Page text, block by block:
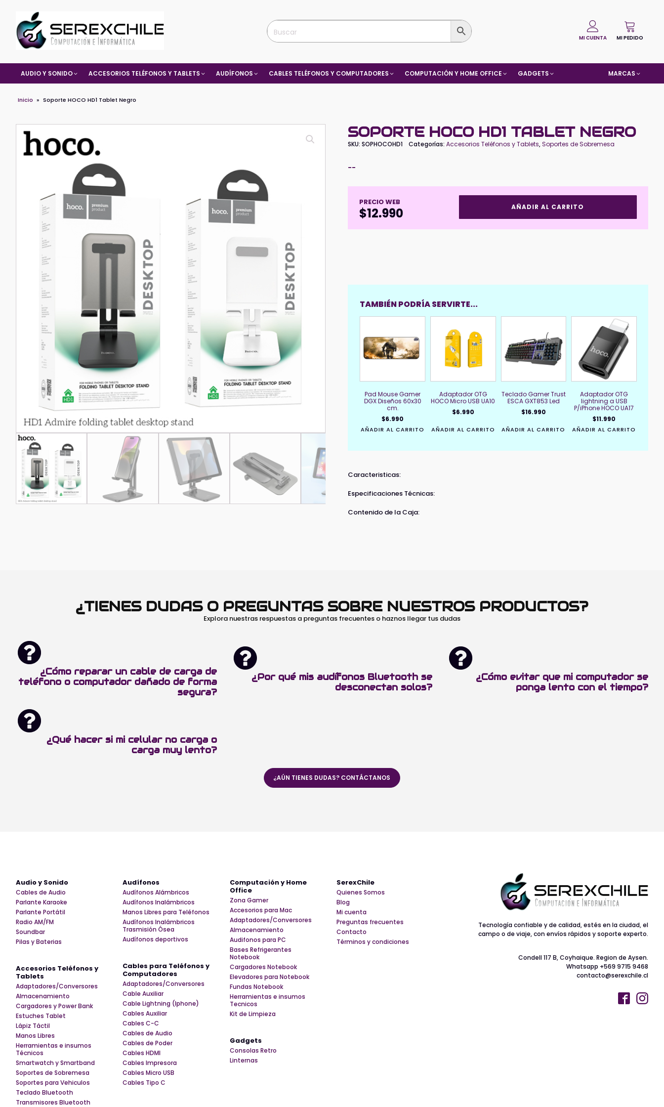
MI CUENTA MI PEDIDO
AUDIO Y SONIDO ACCESORIOS TELÉFONOS Y TABLETS AUDÍFONOS CABLES TELÉFONOS Y COMPUTADORES COMPUTACIÓN Y HOME OFFICE GADGETS MARCAS
Inicio » Soporte HOCO HD1 Tablet Negro
SOPORTE HOCO HD1 TABLET NEGRO
SKU:SOPHOCOHD1 Categorías:Accesorios Teléfonos y Tablets,Soportes de Sobremesa
--
PRECIO WEB
$12.990
HD1
Tablet
AÑADIR AL CARRITO
TAMBIÉN PODRÍA SERVIRTE...
Pad Mouse Gamer
DGX Diseños 60x30
cm.
$6.990
AÑADIR AL CARRITO
Adaptador OTG
HOCO Micro USB UA10
$6.990
AÑADIR AL CARRITO
Teclado Gamer Trust
ESCA GXT853 Led
$16.990
AÑADIR AL CARRITO
Adaptador OTG
lightning a USB
P/iPhone HOCO UA17
$11.990
AÑADIR AL CARRITO
Caracteristicas:
Especificaciones Técnicas:
Contenido de la Caja:
¿TIENES DUDAS O PREGUNTAS SOBRE NUESTROS PRODUCTOS?
Explora nuestras respuestas a preguntas frecuentes o haznos llegar tus dudas
¿Cómo reparar un cable de carga de
teléfono o computador dañado de forma
segura?
¿Por qué mis audífonos Bluetooth se
desconectan solos?
¿Cómo evitar que mi computador se
ponga lento con el tiempo?
¿Qué hacer si mi celular no carga o
carga muy lento?
¿AÚN TIENES DUDAS? CONTÁCTANOS
Audio y Sonido
Cables de Audio
Parlante Karaoke
Parlante Portátil
Radio AM/FM
Soundbar
Pilas y Baterias
Accesorios Teléfonos y
Tablets
Adaptadores/Conversores
Almacenamiento
Cargadores y Power Bank
Estuches Tablet
Lápiz Táctil
Manos Libres
Herramientas e insumos
Técnicos
Smartwatch y Smartband
Soportes de Sobremesa
Soportes para Vehiculos
Teclado Bluetooth
Transmisores Bluetooth
Audífonos
Audífonos Alámbricos
Audífonos Inalámbricos
Manos Libres para Teléfonos
Audífonos Inalámbricos
Trasmisión Ósea
Audífonos deportivos
Cables para Teléfonos y
Computadores
Adaptadores/Conversores
Cable Auxiliar
Cable Lightning (Iphone)
Cables Auxiliar
Cables C-C
Cables de Audio
Cables de Poder
Cables HDMI
Cables Impresora
Cables Micro USB
Cables Tipo C
Computación y Home
Office
Zona Gamer
Accesorios para Mac
Adaptadores/Conversores
Almacenamiento
Audifonos para PC
Bases Refrigerantes
Notebook
Cargadores Notebook
Elevadores para Notebook
Fundas Notebook
Herramientas e insumos
Tecnicos
Kit de Limpieza
Gadgets
Consolas Retro
Linternas
SerexChile
Quienes Somos
Blog
Mi cuenta
Preguntas frecuentes
Contacto
Términos y condiciones
Tecnología confiable y de calidad, estés en la ciudad, el
campo o de viaje, con envíos rápidos y soporte experto.
Condell 117 B, Coyhaique. Region de Aysen.
Whatsapp +569 9715 9468
contacto@serexchile.cl